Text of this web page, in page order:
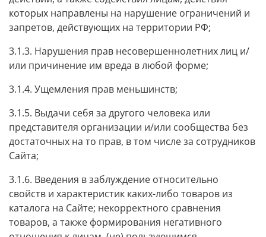
которых направлены на нарушение ограничений и
запретов, действующих на территории РФ;
3.1.3. Нарушения прав несовершеннолетних лиц и/
или причинение им вреда в любой форме;
3.1.4. Ущемления прав меньшинств;
3.1.5. Выдачи себя за другого человека или
представителя организации и/или сообщества без
достаточных на то прав, в том числе за сотрудников
Сайта;
3.1.6. Введения в заблуждение относительно
свойств и характеристик каких-либо товаров из
каталога на Сайте; некорректного сравнения
товаров, а также формирования негативного